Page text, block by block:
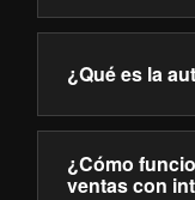
¿Qué es la
¿Cómo
ventas con